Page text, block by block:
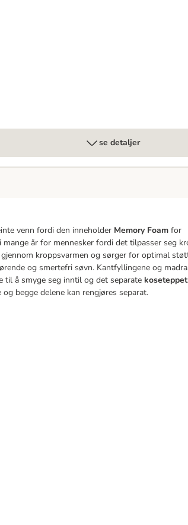
se detaljer
venn fordi den inneholder Memory Foam for
år for mennesker fordi det tilpasser seg
kroppsvarmen og sørger for optimal
og smertefri søvn. Kantfyllingene og
til å smyge seg inntil og det separate
begge delene kan rengjøres separat.